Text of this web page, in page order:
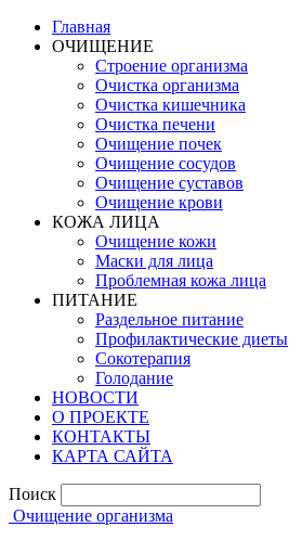
Главная
ОЧИЩЕНИЕ
Строение организма
Очистка организма
Очистка кишечника
Очистка печени
Очищение почек
Очищение сосудов
Очищение суставов
Очищение крови
КОЖА ЛИЦА
Очищение кожи
Маски для лица
Проблемная кожа лица
ПИТАНИЕ
Раздельное питание
Профилактические диеты
Сокотерапия
Голодание
НОВОСТИ
О ПРОЕКТЕ
КОНТАКТЫ
КАРТА САЙТА
Поиск
Очищение организма